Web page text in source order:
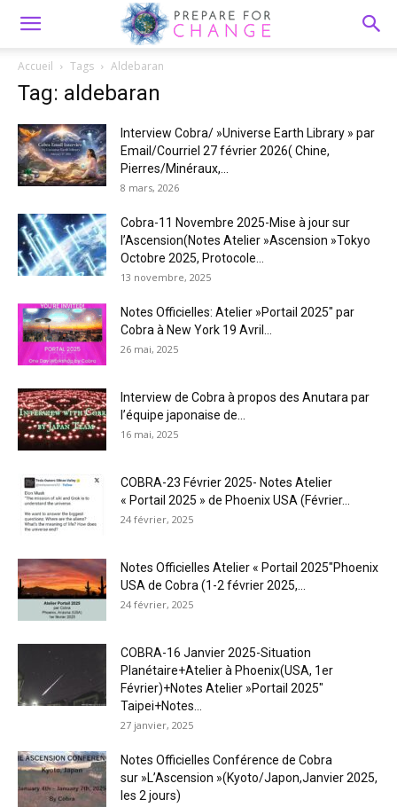
Accueil Tags Aldebaran
Tag: aldebaran
Interview Cobra/ »Universe Earth Library » par
Email/Courriel 27 février 2026( Chine,
Pierres/Minéraux,...
8 mars, 2026
Cobra-11 Novembre 2025-Mise à jour sur
l’Ascension(Notes Atelier »Ascension »Tokyo
Octobre 2025, Protocole...
13 novembre, 2025
Notes Officielles: Atelier »Portail 2025″ par
Cobra à New York 19 Avril...
26 mai, 2025
Interview de Cobra à propos des Anutara par
l’équipe japonaise de...
16 mai, 2025
COBRA-23 Février 2025- Notes Atelier
« Portail 2025 » de Phoenix USA (Février...
24 février, 2025
Notes Officielles Atelier « Portail 2025″Phoenix
USA de Cobra (1-2 février 2025,...
24 février, 2025
COBRA-16 Janvier 2025-Situation
Planétaire+Atelier à Phoenix(USA, 1er
Février)+Notes Atelier »Portail 2025″
Taipei+Notes...
27 janvier, 2025
Notes Officielles Conférence de Cobra
sur »L’Ascension »(Kyoto/Japon,Janvier 2025,
les 2 jours)